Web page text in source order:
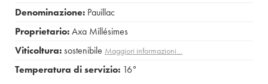
Denominazione: Pauillac
Proprietario:Axa Millésimes
Viticoltura:sostenibile Maggiori informazioni…
Temperatura di servizio: 16°